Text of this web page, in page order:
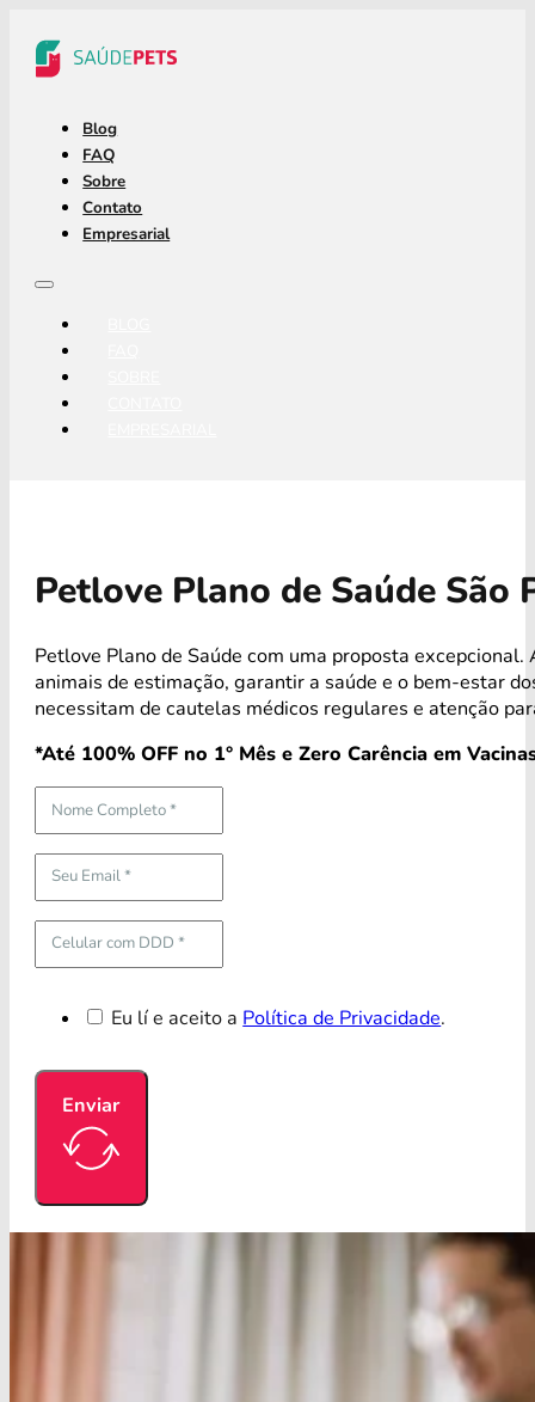
Blog
FAQ
Sobre
Contato
Empresarial
Petlove Plano de Saúde São
Petlove Plano de Saúde com uma proposta
animais de estimação, garantir a saúde e o bem-estar
necessitam de cautelas médicos regulares e atenção
*Até 100% OFF no 1° Mês e Zero Carência em
Eu lí e aceito aPolítica de Privacidade.
Enviar